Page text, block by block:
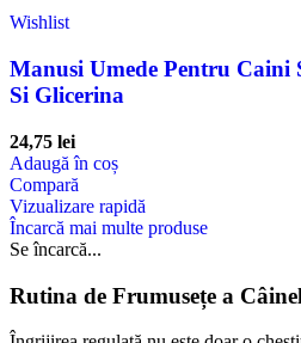
Wishlist
Manusi Umede Pentru Caini
Si Glicerina
24,75 lei
Adaugă în coș
Compară
Vizualizare rapidă
Încarcă mai multe produse
Se încarcă...
Rutina de Frumusețe a